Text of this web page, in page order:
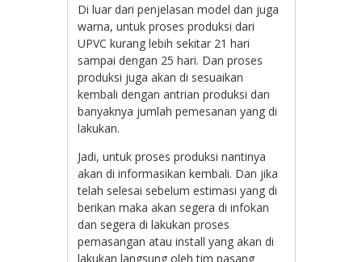
Di luar dari penjelasan model dan juga
warna, untuk proses produksi dari
UPVC kurang lebih sekitar 21 hari
sampai dengan 25 hari. Dan proses
produksi juga akan di sesuaikan
kembali dengan antrian produksi dan
banyaknya jumlah pemesanan yang di
lakukan.
Jadi, untuk proses produksi nantinya
akan di informasikan kembali. Dan jika
telah selesai sebelum estimasi yang di
berikan maka akan segera di infokan
dan segera di lakukan proses
pemasangan atau install yang akan di
lakukan langsung oleh tim pasang